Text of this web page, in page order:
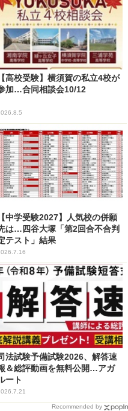
【高校受験】横須賀の私立4校が
加…合同相談会10/12
【中学受験2027】人気校の併願
は…四谷大塚「第2回合不合判
テスト」結果
法試験予備試験2026、解答速
＆総評動画を無料公開…アガ
ート
Recommended by